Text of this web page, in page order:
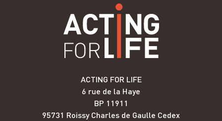
ACTING FOR LIFE
6 rue de la Haye
BP 11911
95731 Roissy Charles de Gaulle Cedex